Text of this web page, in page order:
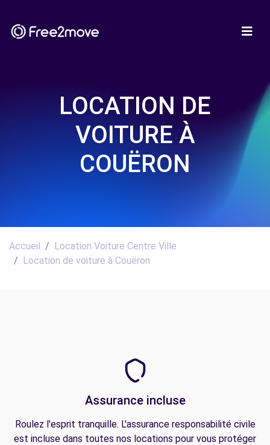
LOCATION DE
VOITURE À
COUËRON
Accueil
Location Voiture Centre Ville
Location de voiture à Couëron
Assurance incluse
Roulez l'esprit tranquille. L'assurance responsabilité civile
est incluse dans toutes nos locations pour vous protéger